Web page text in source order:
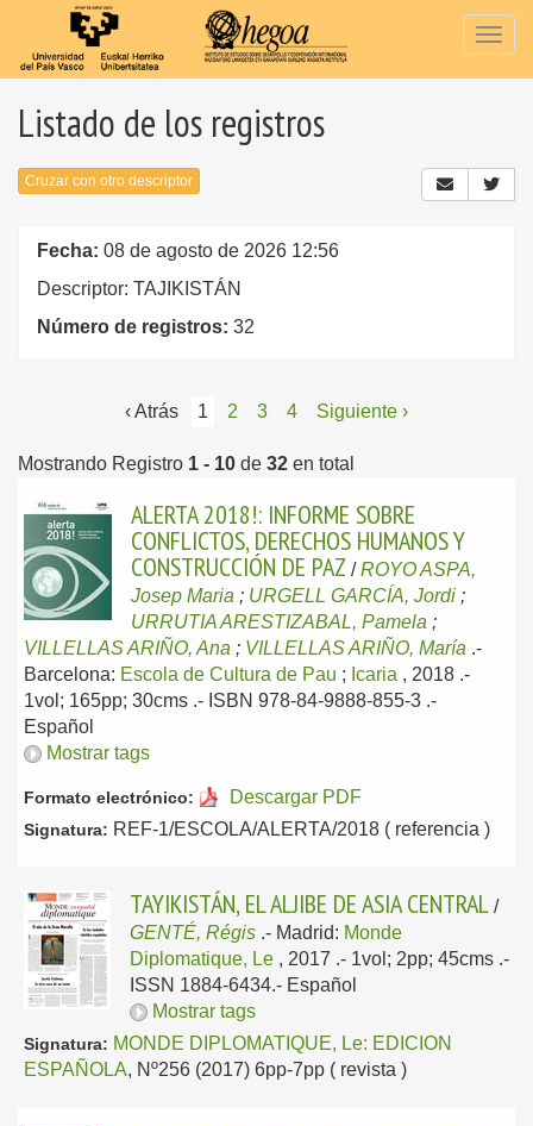
Listado de los registros
Cruzar con otro descriptor
Fecha: 08 de agosto de 2026 12:56
Descriptor: TAJIKISTÁN
Número de registros: 32
‹ Atrás 1 2 3 4 Siguiente ›
Mostrando Registro 1 - 10 de 32 en total
ALERTA 2018!: INFORME SOBRE
CONFLICTOS, DERECHOS HUMANOS Y
CONSTRUCCIÓN DE PAZ /ROYO ASPA,
Josep Maria ; URGELL GARCÍA, Jordi ;
URRUTIA ARESTIZABAL, Pamela ;
VILLELLAS ARIÑO, Ana ; VILLELLAS ARIÑO, María .-
Barcelona: Escola de Cultura de Pau ; Icaria , 2018 .-
1vol; 165pp; 30cms .- ISBN 978-84-9888-855-3 .-
Español
Mostrar tags
Formato electrónico: Descargar PDF
Signatura: REF-1/ESCOLA/ALERTA/2018 ( referencia )
TAYIKISTÁN, EL ALJIBE DE ASIA CENTRAL /
GENTÉ, Régis .- Madrid: Monde
Diplomatique, Le , 2017 .- 1vol; 2pp; 45cms .-
ISSN 1884-6434.- Español
Mostrar tags
Signatura: MONDE DIPLOMATIQUE, Le: EDICION
ESPAÑOLA, Nº256 (2017) 6pp-7pp ( revista )